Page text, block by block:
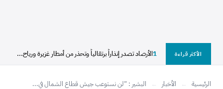
الأكثر قراءة 1الأرصاد تصدر إنذاراً برتقالياً وتحذر من أمطار غزيرة ورياح...
الرئيسية ← الأخبار ← البشير : “لن نستوعب جيش قطاع الشمال في...